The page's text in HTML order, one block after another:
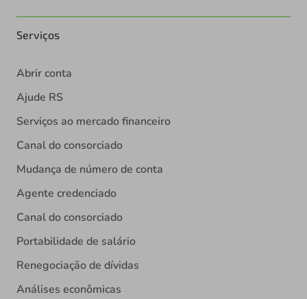
Serviços
Abrir conta
Ajude RS
Serviços ao mercado financeiro
Canal do consorciado
Mudança de número de conta
Agente credenciado
Canal do consorciado
Portabilidade de salário
Renegociação de dívidas
Análises econômicas